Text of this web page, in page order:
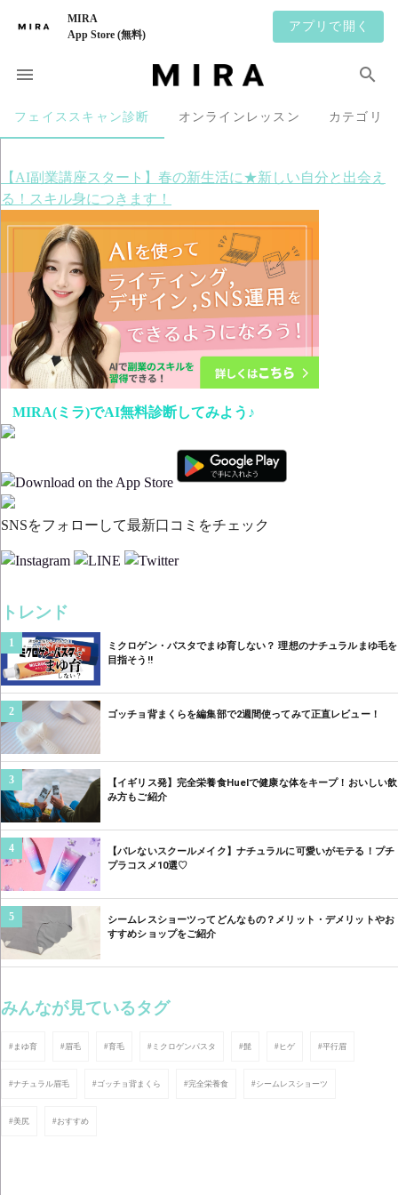
MIRA
App Store (無料)
アプリで開く
フェイススキャン診断 オンラインレッスン カテゴリ
【AI副業講座スタート】春の新生活に★新しい自分と出会え
る！スキル身につきます！
MIRA(ミラ)でAI無料診断してみよう♪
SNSをフォローして最新口コミをチェック
トレンド
1
ミクロゲン・パスタでまゆ育しない？ 理想のナチュラルまゆ毛を
目指そう‼︎
2 ゴッチョ背まくらを編集部で2週間使ってみて正直レビュー！
3
【イギリス発】完全栄養食Huelで健康な体をキープ！おいしい飲
み方もご紹介
4
【バレないスクールメイク】ナチュラルに可愛いがモテる！プチ
プラコスメ10選♡
5
シームレスショーツってどんなもの？メリット・デメリットやお
すすめショップをご紹介
みんなが見ているタグ
#まゆ育 #眉毛 #育毛 #ミクロゲンパスタ #髭 #ヒゲ #平行眉
#ナチュラル眉毛 #ゴッチョ背まくら #完全栄養食 #シームレスショーツ
#美尻 #おすすめ